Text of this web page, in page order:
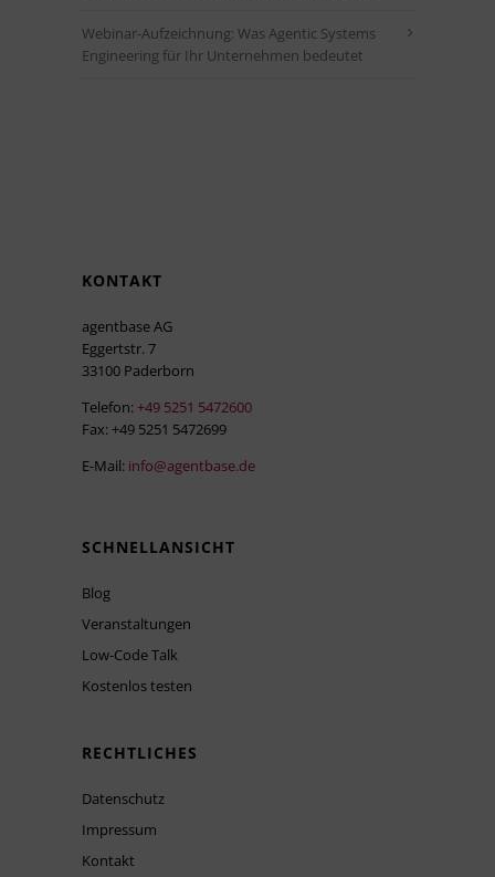
Webinar-Aufzeichnung: Was Agentic Systems
Engineering für Ihr Unternehmen bedeutet
KONTAKT
agentbase AG
Eggertstr. 7
33100 Paderborn
Telefon: +49 5251 5472600
Fax: +49 5251 5472699
E-Mail: info@agentbase.de
SCHNELLANSICHT
Blog
Veranstaltungen
Low-Code Talk
Kostenlos testen
RECHTLICHES
Datenschutz
Impressum
Kontakt